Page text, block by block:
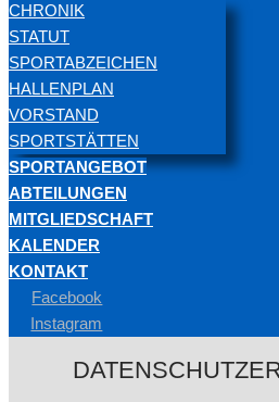
CHRONIK
STATUT
SPORTABZEICHEN
HALLENPLAN
VORSTAND
SPORTSTÄTTEN
SPORTANGEBOT
ABTEILUNGEN
MITGLIEDSCHAFT
KALENDER
KONTAKT
Facebook
Instagram